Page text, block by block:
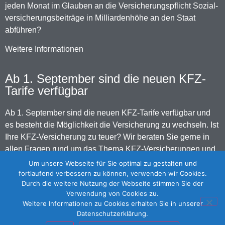
jeden Monat im Glauben an die Versicherungspflicht Sozial-
versicherungsbeiträge in Milliardenhöhe an den Staat
abführen?
Weitere Informationen
Ab 1. September sind die neuen KFZ-
Tarife verfügbar
Ab 1. September sind die neuen KFZ-Tarife verfügbar und
es besteht die Möglichkeit die Versicherung zu wechseln. Ist
Ihre KFZ-Versicherung zu teuer? Wir beraten Sie gerne in
allen Fragen rund um das Thema KFZ-Versicherungen und
erstellen Ihnen unverbindlich und kostenlos einen Vergleich.
Über uns Versicherungen Kapitalanlagen
Immobilien Unternehmensberatung
Um unsere Webseite für Sie optimal zu gestalten und
fortlaufend verbessern zu können, verwenden wir Cookies.
Durch die weitere Nutzung der Webseite stimmen Sie der
Verwendung von Cookies zu.
Weitere Informationen zu Cookies erhalten Sie in unserer
Datenschutzerklärung.